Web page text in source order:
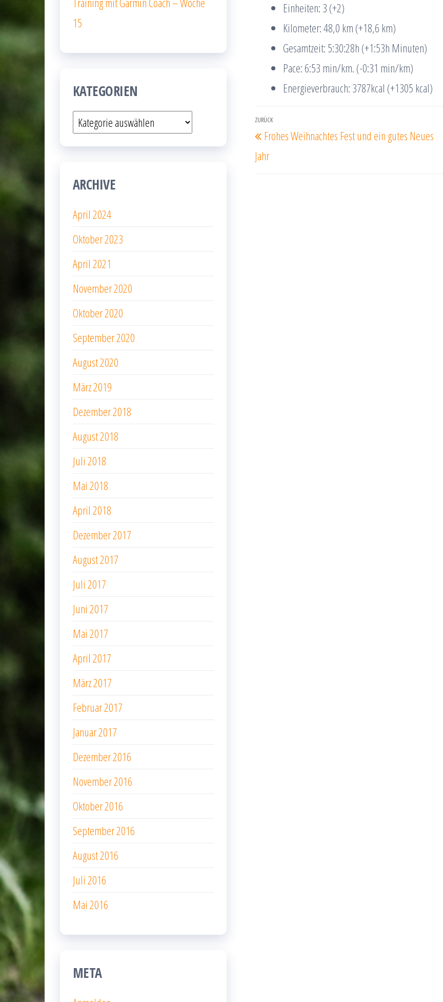
Einheiten: 3 (+2)
Kilometer: 48,0 km (+18,6 km)
Gesamtzeit: 5:30:28h (+1:53h Minuten)
Pace: 6:53 min/km. (-0:31 min/km)
Energieverbrauch: 3787kcal (+1305 kcal)
Beitrags-
Navigation
Vorheriger
Beitrag
ZURÜCK
Frohes Weihnachtes Fest und ein gutes Neues
Jahr
15
KATEGORIEN
Kategorien
ARCHIVE
April 2024
Oktober 2023
April 2021
November 2020
Oktober 2020
September 2020
August 2020
März 2019
Dezember 2018
August 2018
Juli 2018
Mai 2018
April 2018
Dezember 2017
August 2017
Juli 2017
Juni 2017
Mai 2017
April 2017
März 2017
Februar 2017
Januar 2017
Dezember 2016
November 2016
Oktober 2016
September 2016
August 2016
Juli 2016
Mai 2016
META